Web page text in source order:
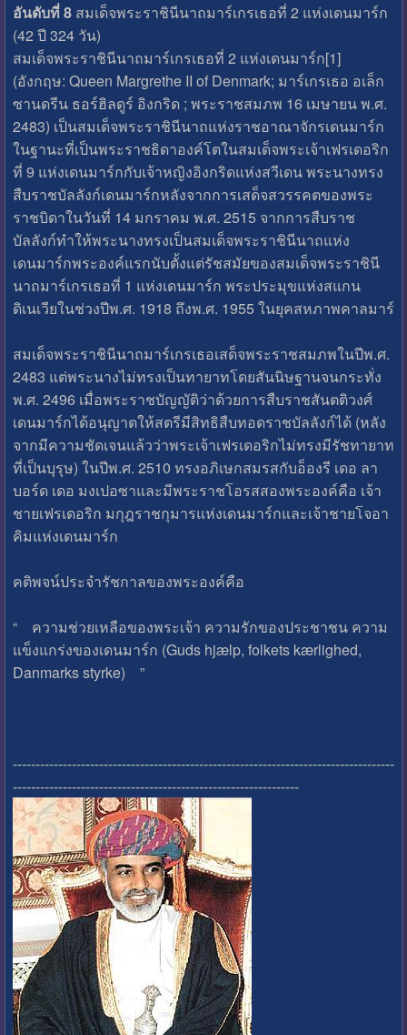
อันดับที่ 8สมเด็จพระราชินีนาถมาร์เกรเธอที่ 2 แห่งเดนมาร์ก
(42 ปี 324 วัน)
สมเด็จพระราชินีนาถมาร์เกรเธอที่ 2 แห่งเดนมาร์ก[1]
(อังกฤษ: Queen Margrethe II of Denmark; มาร์เกรเธอ อเล็ก
ซานดรีน ธอร์ฮิลดูร์ อิงกริด ; พระราชสมภพ 16 เมษายน พ.ศ.
2483) เป็นสมเด็จพระราชินีนาถแห่งราชอาณาจักรเดนมาร์ก
ในฐานะที่เป็นพระราชธิดาองค์โตในสมเด็จพระเจ้าเฟรเดอริก
ที่ 9 แห่งเดนมาร์กกับเจ้าหญิงอิงกริดแห่งสวีเดน พระนางทรง
สืบราชบัลลังก์เดนมาร์กหลังจากการเสด็จสวรรคตของพระ
ราชบิดาในวันที่ 14 มกราคม พ.ศ. 2515 จากการสืบราช
บัลลังก์ทำให้พระนางทรงเป็นสมเด็จพระราชินีนาถแห่ง
เดนมาร์กพระองค์แรกนับตั้งแต่รัชสมัยของสมเด็จพระราชินี
นาถมาร์เกรเธอที่ 1 แห่งเดนมาร์ก พระประมุขแห่งสแกน
ดิเนเวียในช่วงปีพ.ศ. 1918 ถึงพ.ศ. 1955 ในยุคสหภาพคาลมาร์
สมเด็จพระราชินีนาถมาร์เกรเธอเสด็จพระราชสมภพในปีพ.ศ.
2483 แต่พระนางไม่ทรงเป็นทายาทโดยสันนิษฐานจนกระทั่ง
พ.ศ. 2496 เมื่อพระราชบัญญัติว่าด้วยการสืบราชสันตติวงศ์
เดนมาร์กได้อนุญาตให้สตรีมีสิทธิสืบทอดราชบัลลังก์ได้ (หลัง
จากมีความชัดเจนแล้วว่าพระเจ้าเฟรเดอริกไม่ทรงมีรัชทายาท
ที่เป็นบุรุษ) ในปีพ.ศ. 2510 ทรงอภิเษกสมรสกับอ็องรี เดอ ลา
บอร์ด เดอ มงเปอซาและมีพระราชโอรสสองพระองค์คือ เจ้า
ชายเฟรเดอริก มกุฎราชกุมารแห่งเดนมาร์กและเจ้าชายโจอา
คิมแห่งเดนมาร์ก
คติพจน์ประจำรัชกาลของพระองค์คือ
“ ความช่วยเหลือของพระเจ้า ความรักของประชาชน ความ
แข็งแกร่งของเดนมาร์ก (Guds hjælp, folkets kærlighed,
Danmarks styrke) ”
------------------------------------------------------------------------------------
---------------------------------------------------------------